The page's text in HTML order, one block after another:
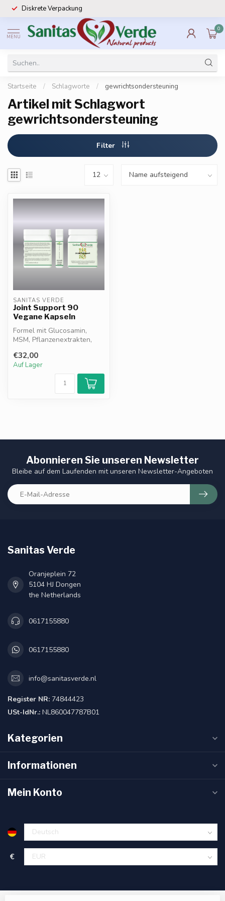
Diskrete Verpackung
MENU
0
Startseite / Schlagworte / gewrichtsondersteuning
Artikel mit Schlagwort
gewrichtsondersteuning
Filter
SANITAS VERDE
Joint Support 90
Vegane Kapseln
Formel mit Glucosamin,
MSM, Pflanzenextrakten,
und Man...
€32,00
Auf Lager
Abonnieren Sie unseren Newsletter
Bleibe auf dem Laufenden mit unseren Newsletter-Angeboten
Sanitas Verde
Oranjeplein 72
5104 HJ Dongen
the Netherlands
0617155880
0617155880
info@sanitasverde.nl
Register NR: 74844423
USt-IdNr.: NL860047787B01
Kategorien
Informationen
Mein Konto
€